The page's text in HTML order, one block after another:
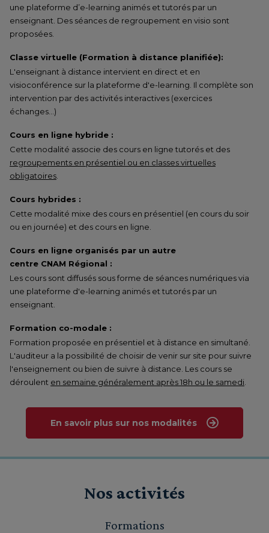
une plateforme d’e-learning animés et tutorés par un
enseignant. Des séances de regroupement en visio sont
proposées.
Classe virtuelle (Formation à distance planifiée):
L'enseignant à distance intervient en direct et en
visioconférence sur la plateforme d'e-learning. Il complète son
intervention par des activités interactives (exercices
échanges…)
Cours en ligne hybride :
Cette modalité associe des cours en ligne tutorés et des
regroupements en présentiel ou en classes virtuelles
obligatoires
Cours hybrides :
Cette modalité mixe des cours en présentiel (en cours du soir
ou en journée) et des cours en ligne.
Cours en ligne organisés par un autre
centre CNAM Régional :
Les cours sont diffusés sous forme de séances numériques via
une plateforme d'e-learning animés et tutorés par un
enseignant.
Formation co-modale :
Formation proposée en présentiel et à distance en simultané.
L'auditeur a la possibilité de choisir de venir sur site pour suivre
l'enseignement ou bien de suivre à distance. Les cours se
déroulent en semaine généralement après 18h ou le samedi
En savoir plus sur nos modalités
Nos activités
Formations